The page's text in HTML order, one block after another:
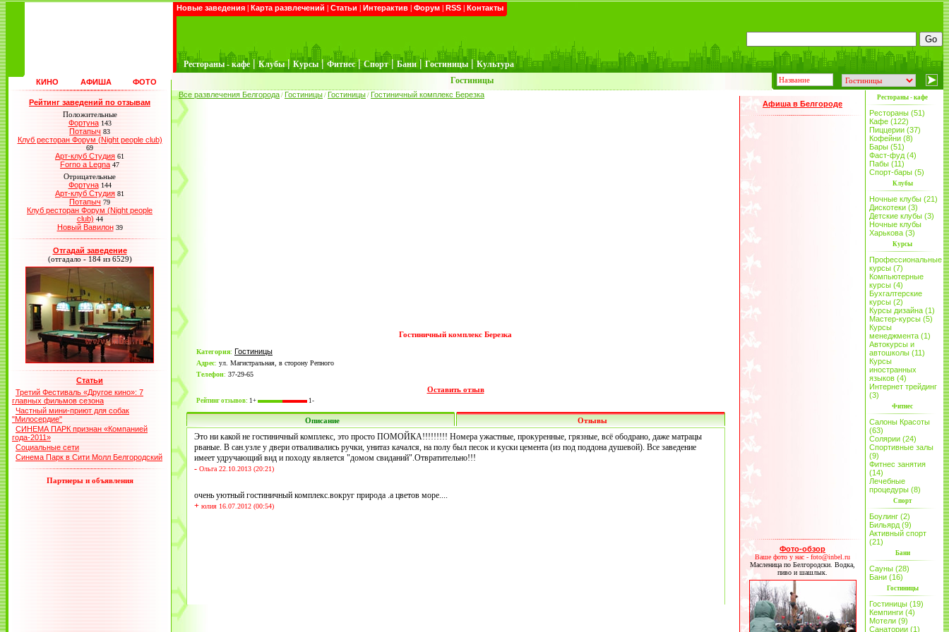
Новые заведения | Карта развлечений | Статьи | Интерактив | Форум | RSS | Контакты
Рестораны - кафе | Клубы | Курсы | Фитнес | Спорт | Бани | Гостиницы | Культура
КИНО АФИША ФОТО Гостиницы
Рейтинг заведений по отзывам
Положительные
Фортуна 143
Потапыч 83
Клуб ресторан Форум (Night people club)
69
Арт-клуб Студия 61
Forno a Legna 47
Отрицательные
Фортуна 144
Арт-клуб Студия 81
Потапыч 79
Клуб ресторан Форум (Night people
club) 44
Новый Вавилон 39
Отгадай заведение
(отгадало - 184 из 6529)
Статьи
Третий Фестиваль «Другое кино»: 7
главных фильмов сезона
Частный мини-приют для собак
"Милосердие"
СИНЕМА ПАРК признан «Компанией
года-2011»
Социальные сети
Синема Парк в Сити Молл Белгородский
Партнеры и объявления
Все развлечения Белгорода / Гостиницы / Гостиницы / Гостиничный комплекс Березка
Гостиничный комплекс Березка
Категория: Гостиницы
Адрес: ул. Магистральная, в сторону Репного
Телефон: 37-29-65
Оставить отзыв
Рейтинг отзывов: 1+ 1-
Описание Отзывы
Это ни какой не гостиничный комплекс, это просто ПОМОЙКА!!!!!!!!! Номера ужастные, прокуренные, грязные, всё ободрано, даже матрацы
рваные. В сан.узле у двери отваливались ручки, унитаз качался, на полу был песок и куски цемента (из под поддона душевой). Все заведение
имеет удручающий вид и походу является "домом свиданий".Отвратительно!!!
-Ольга 22.10.2013 (20:21)
очень уютный гостиничный комплекс.вокруг природа .а цветов море....
+юлия 16.07.2012 (00:54)
Афиша в Белгороде
Фото-обзор
Ваше фото у нас - foto@inbel.ru
Масленица по Белгородски. Водка,
пиво и шашлык.
Рестораны - кафе
Рестораны (51)
Кафе (122)
Пиццерии (37)
Кофейни (8)
Бары (51)
Фаст-фуд (4)
Пабы (11)
Спорт-бары (5)
Клубы
Ночные клубы (21)
Дискотеки (3)
Детские клубы (3)
Ночные клубы
Харькова (3)
Курсы
Профессиональные
курсы (7)
Компьютерные
курсы (4)
Бухгалтерские
курсы (2)
Курсы дизайна (1)
Мастер-курсы (5)
Курсы
менеджмента (1)
Автокурсы и
автошколы (11)
Курсы
иностранных
языков (4)
Интернет трейдинг
(3)
Фитнес
Салоны Красоты
(63)
Солярии (24)
Спортивные залы
(9)
Фитнес занятия
(14)
Лечебные
процедуры (8)
Спорт
Боулинг (2)
Бильярд (9)
Активный спорт
(21)
Бани
Сауны (28)
Бани (16)
Гостиницы
Гостиницы (19)
Кемпинги (4)
Мотели (9)
Санатории (1)